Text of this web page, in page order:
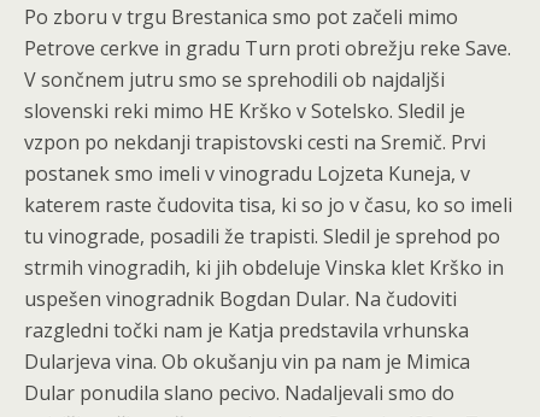
Po zboru v trgu Brestanica smo pot začeli mimo
Petrove cerkve in gradu Turn proti obrežju reke Save.
V sončnem jutru smo se sprehodili ob najdaljši
slovenski reki mimo HE Krško v Sotelsko. Sledil je
vzpon po nekdanji trapistovski cesti na Sremič. Prvi
postanek smo imeli v vinogradu Lojzeta Kuneja, v
katerem raste čudovita tisa, ki so jo v času, ko so imeli
tu vinograde, posadili že trapisti. Sledil je sprehod po
strmih vinogradih, ki jih obdeluje Vinska klet Krško in
uspešen vinogradnik Bogdan Dular. Na čudoviti
razgledni točki nam je Katja predstavila vrhunska
Dularjeva vina. Ob okušanju vin pa nam je Mimica
Dular ponudila slano pecivo. Nadaljevali smo do